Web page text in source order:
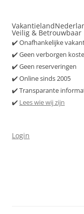
Veilig & Betrouwbaar
✔️ Onafhankelijke
✔️ Geen verborgen
✔️ Geen reserveringen
✔️ Online sinds 2005
✔️ Transparante
✔️ Lees wie wij zijn
Login